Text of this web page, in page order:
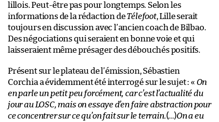
lillois. Peut-être pas pour longtemps. Selon les
informations de la rédaction deTélefoot, Lille serait
toujours en discussion avec l’ancien coach de Bilbao.
Des négociations qui seraient en bonne voie et qui
laisseraient même présager des débouchés positifs.
Présent sur le plateau de l’émission, Sébastien
Corchia a évidemment été interrogé sur le sujet : « On
en parle un petit peu forcément, car c’est l’actualité du
jour au LOSC, mais on essaye d’en faire abstraction pour
ce concentrer sur ce qu’on fait sur le terrain.(…)On a eu